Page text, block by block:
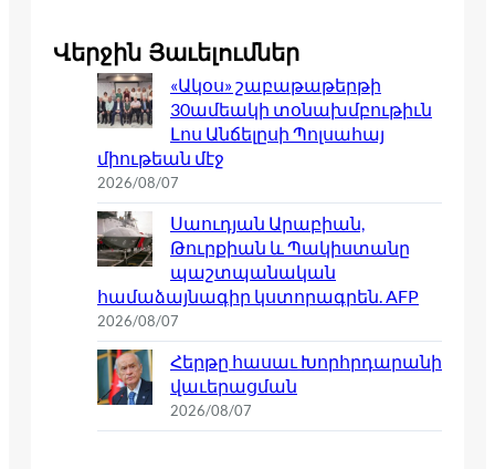
Վերջին Յաւելումներ
«Ակօս» շաբաթաթերթի
30ամեակի տօնախմբութիւն
Լոս Անճելըսի Պոլսահայ
միութեան մէջ
2026/08/07
Սաուդյան Արաբիան,
Թուրքիան և Պակիստանը
պաշտպանական
համաձայնագիր կստորագրեն. AFP
2026/08/07
Հերթը հասաւ Խորհրդարանի
վաւերացման
2026/08/07